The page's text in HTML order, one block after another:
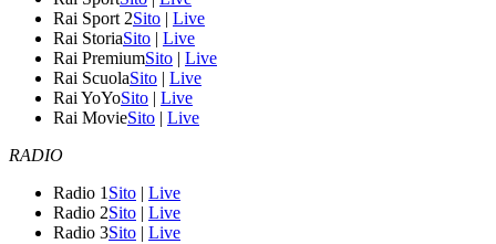
Rai Sport 2Sito | Live
Rai StoriaSito | Live
Rai PremiumSito | Live
Rai ScuolaSito | Live
Rai YoYoSito | Live
Rai MovieSito | Live
RADIO
Radio 1 Sito | Live
Radio 2Sito | Live
Radio 3Sito | Live